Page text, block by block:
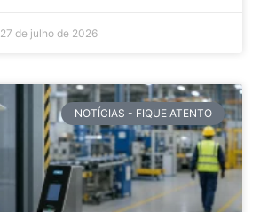
27 de julho de 2026
NOTÍCIAS - FIQUE ATENTO